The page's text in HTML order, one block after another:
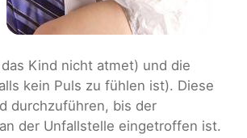
Kind nicht atmet) und die
kein Puls zu fühlen ist). Diese
durchzuführen, bis der
der Unfallstelle eingetroffen ist.